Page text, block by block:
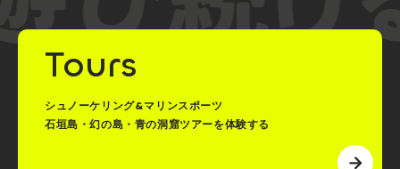
Tours
シュノーケリング&マリンスポーツ
石垣島・幻の島・青の洞窟ツアーを体験する